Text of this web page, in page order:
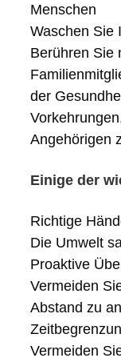
Menschen
Waschen Sie
Berühren Sie
der
Angehörigen
Einige der
Richtige
Die Umwelt
Proaktive
Vermeiden
Abstand zu
Vermeiden